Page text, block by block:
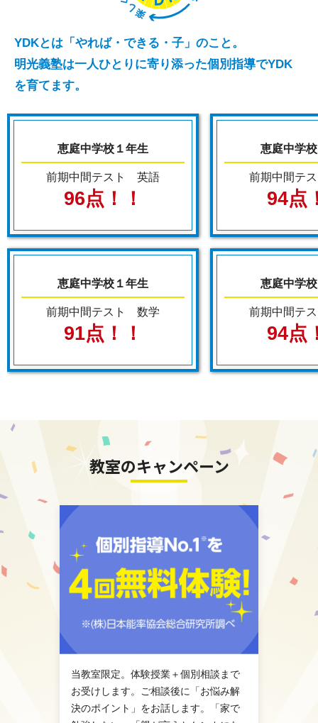
状況に合わせて復習メインか予習メインかの相
ください。
どのような場合であっても大学受験から逆算し
て取り組むポイントをお伝えいたします！
＜中学校受験をご希望の皆さんへ＞
学校の学習内容とは別に志望校に合わせた学習
が皆さんには必要になってきます。特に学校内
となります。
少しでも検討している方は、早めに学習をスタ
ートすることをお勧めいたします！
また、保護者の皆様も少しでも興味がある場合
徒さんへの向き不向きなどお伝えさせていただ
YDKとは「やれば・できる・子」のこと。
明光義塾は一人ひとりに寄り添った個別指導でYDK
を育てます。
恵庭中学校１年生
前期中間テスト 英語
96点！！
恵庭中学校１年生
前期中間テスト 数学
91点！！
恵庭中学
前期中間テ
94点
恵庭中学
前期中間テ
94点
教室のキャンペーン
当教室限定。体験授業＋個別相談まで
お受けします。ご相談後に「お悩み解
決のポイント」をお話します。「家で